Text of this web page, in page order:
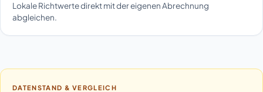
Lokale Richtwerte direkt mit der eigenen Abrechnung
abgleichen.
DATENSTAND & VERGLEICH